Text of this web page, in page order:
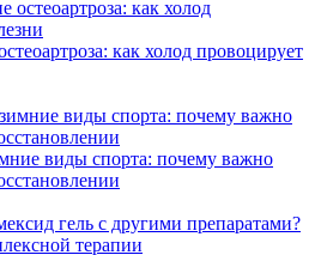
как холод провоцирует
виды спорта: почему важно